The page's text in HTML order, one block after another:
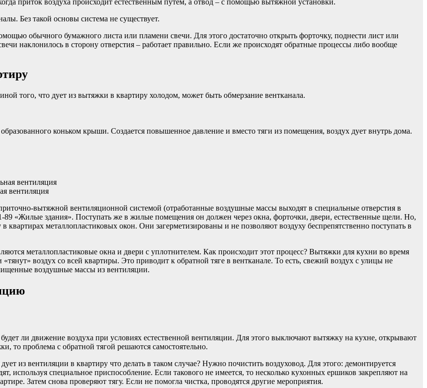
Без такой основы система не существует.
обычного бумажного листа или пламени свечи. Для этого достаточно открыть форточку, поднести лист или
наклонилось в сторону отверстия – работает правильно. Если же происходят обратные процессы либо вообще
того, что дует из вытяжки в квартиру холодом, может быть обмерзание вентканала.
коньком крыши. Создается повышенное давление и вместо тяги из помещения, воздух дует внутрь дома.
вентиляция
вытяжной вентиляционной системой (отработанные воздушные массы выходят в специальные отверстия в
«Жилые здания». Поступать же в жилые помещения он должен через окна, форточки, двери, естественные щели. Но,
квартирах металлопластиковых окон. Они загерметизированы и не позволяют воздуху беспрепятственно поступать в
металлопластиковые окна и двери с уплотнителем. Как происходит этот процесс? Вытяжки для кухни во время
воздух со всей квартиры. Это приводит к обратной тяге в вентканале. То есть, свежий воздух с улицы не
воздушные массы из вентиляции.
ли движение воздуха при условиях естественной вентиляции. Для этого выключают вытяжку на кухне, открывают
то проблема с обратной тягой решаются самостоятельно.
из вентиляции в квартиру что делать в таком случае? Нужно почистить воздуховод. Для этого: демонтируется
используя специальное приспособление. Если такового не имеется, то несколько кухонных ершиков закрепляют на
Затем снова проверяют тягу. Если не помогла чистка, проводятся другие мероприятия.